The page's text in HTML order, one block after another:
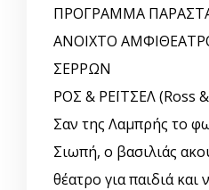
ΠΡΟΓΡΑΜΜΑ
ΑΝΟΙΧΤΟ
ΣΕΡΡΩΝ
ΡΟΣ & ΡΕΪΤΣΕΛ (Ross
Σαν της Λαμπρής το
Σιωπή, ο βασιλιάς
θέατρο για παιδιά και